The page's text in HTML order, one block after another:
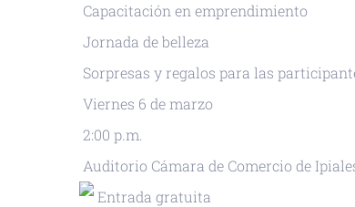
Capacitación en emprendimiento
Jornada de belleza
Sorpresas y regalos para las
Viernes 6 de marzo
2:00 p.m.
Auditorio Cámara de Comercio de
Entrada gratuita